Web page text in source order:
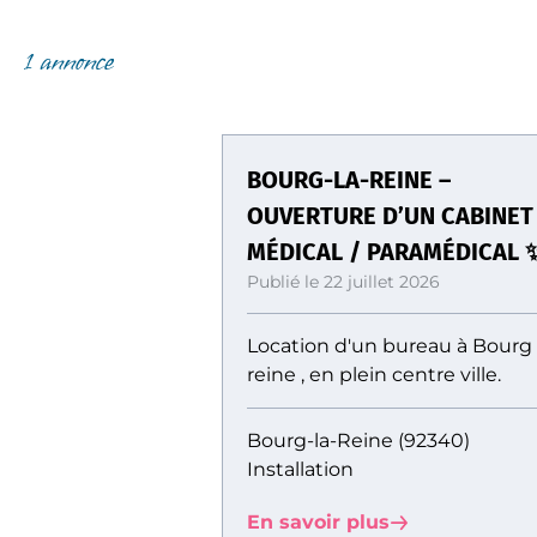
1 annonce
BOURG-LA-REINE –
OUVERTURE D’UN CABINET
MÉDICAL / PARAMÉDICAL
Publié le 22 juillet 2026
Location d'un bureau à Bourg
reine , en plein centre ville.
Bourg-la-Reine (92340)
Installation
En savoir plus